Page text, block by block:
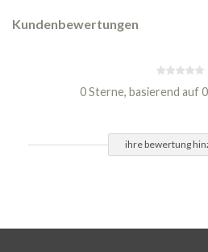
Kundenbewertungen
0 Sterne, basierend auf
ihre bewertung